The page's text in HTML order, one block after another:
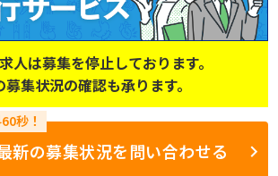
人は募集を停止しております。
募集状況の確認も承ります。
新の募集状況を問い合わせる